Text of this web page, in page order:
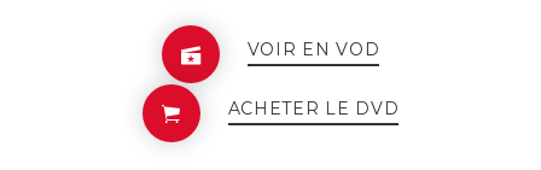
VOIR EN VOD
ACHETER LE DVD